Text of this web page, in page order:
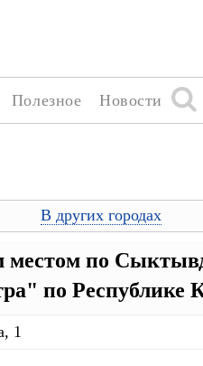
Полезное Новости
В других городах
местом по
по Республике
1